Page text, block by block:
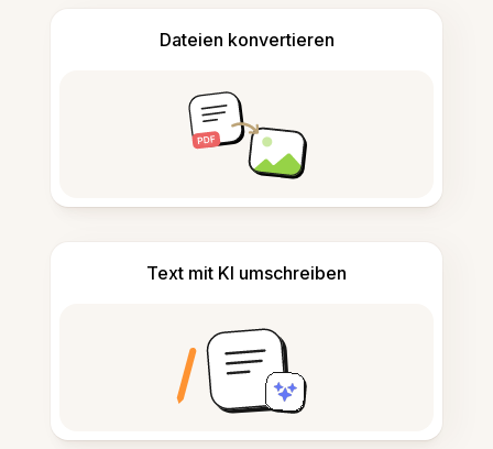
Dateien konvertieren
Text mit KI umschreiben